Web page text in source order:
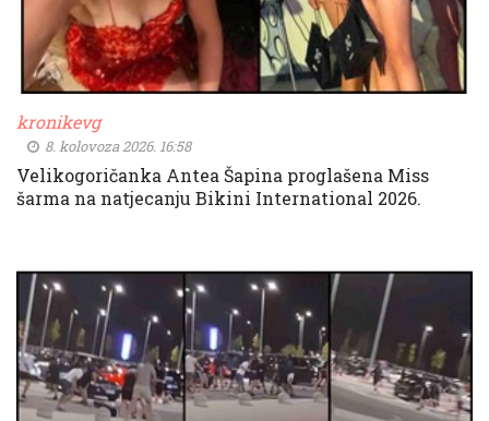
kronikevg
8. kolovoza 2026. 16:58
Velikogoričanka Antea Šapina proglašena Miss
šarma na natjecanju Bikini International 2026.